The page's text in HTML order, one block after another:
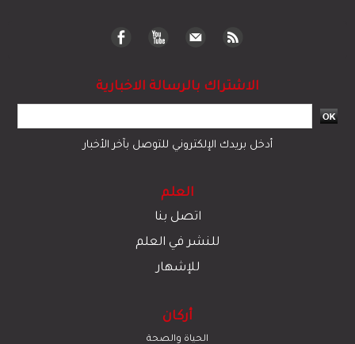
الاشتراك بالرسالة الاخبارية
أدخل بريدك الإلكتروني للتوصل بآخر الأخبار
العلم
اتصل بنا
للنشر في العلم
للإشهار
أركان
الحياة والصحة